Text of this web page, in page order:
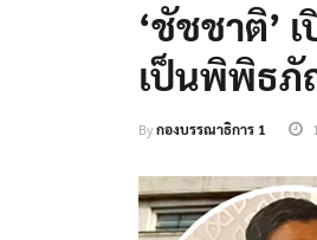
‘ชัชชาติ’
เป็นพิพิธภั
Byกองบรรณาธิการ 1